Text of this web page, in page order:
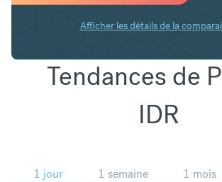
Afficher les détails de la
Tendances de
IDR
1 jour 1 semaine 1 mois